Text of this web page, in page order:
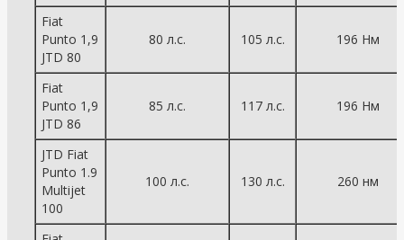
Fiat
Punto 1,9
JTD 80
80 л.с. 105 л.с. 196 Нм
Fiat
Punto 1,9
JTD 86
85 л.с. 117 л.с. 196 Нм
JTD Fiat
Punto 1.9
Multijet
100
100 л.с. 130 л.с. 260 нм